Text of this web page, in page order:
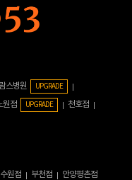
스병원 UPGRADE
원점 UPGRADE
천호점
수원점 부천점 안양평촌점